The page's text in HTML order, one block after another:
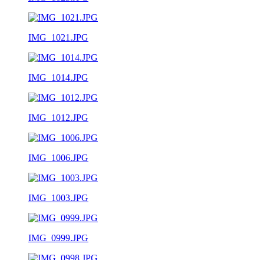
IMG_1021.JPG
IMG_1014.JPG
IMG_1012.JPG
IMG_1006.JPG
IMG_1003.JPG
IMG_0999.JPG